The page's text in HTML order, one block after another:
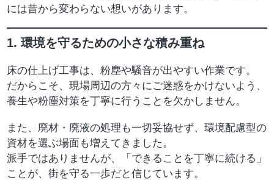
には昔から変わらない想いがあります。
1.環境を守るための小さな積み重ね
床の仕上げ工事は、粉塵や騒音が出やすい作業です。
だからこそ、現場周辺の方々にご迷惑をかけないよう、
養生や粉塵対策を丁寧に行うことを欠かしません。
また、廃材・廃液の処理も一切妥協せず、環境配慮型の
資材を選ぶ場面も増えてきました。
派手ではありませんが、「できることを丁寧に続ける」
ことが、街を守る一歩だと信じています。